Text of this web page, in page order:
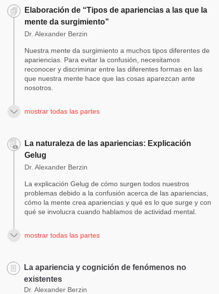
Elaboración de “Tipos de apariencias a las que la
mente da surgimiento”
Dr. Alexander Berzin
Nuestra mente da surgimiento a muchos tipos diferentes de
apariencias. Para evitar la confusión, necesitamos
reconocer y discriminar entre las diferentes formas en las
que nuestra mente hace que las cosas aparezcan ante
nosotros.
mostrar todas las partes
La naturaleza de las apariencias: Explicación
Gelug
Dr. Alexander Berzin
La explicación Gelug de cómo surgen todos nuestros
problemas debido a la confusión acerca de las apariencias,
cómo la mente crea apariencias y qué es lo que surge y con
qué se involucra cuando hablamos de actividad mental.
mostrar todas las partes
La apariencia y cognición de fenómenos no
existentes
Dr. Alexander Berzin